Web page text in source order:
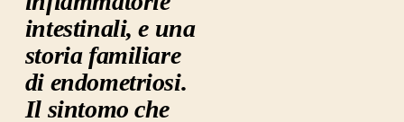
intestinali, e una
storia familiare
di endometriosi.
Il sintomo che